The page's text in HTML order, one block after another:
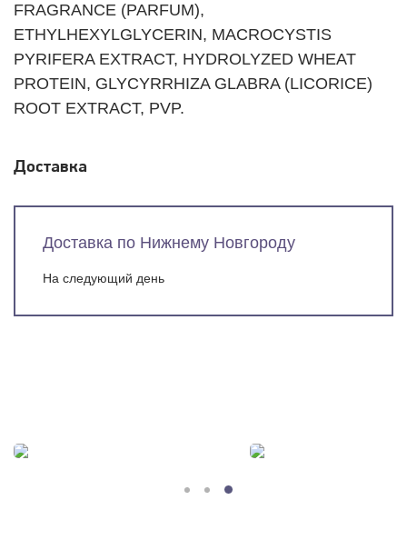
FRAGRANCE (PARFUM),
ETHYLHEXYLGLYCERIN, MACROCYSTIS
PYRIFERA EXTRACT, HYDROLYZED WHEAT
PROTEIN, GLYCYRRHIZA GLABRA (LICORICE)
ROOT EXTRACT, PVP.
Доставка
Доставка по Нижнему Новгороду
На следующий день